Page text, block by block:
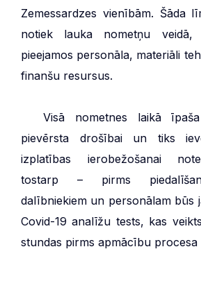
Zemessardzes vienībām. Šāda
notiek lauka nometņu veidā,
pieejamos personāla, materiāli
finanšu resursus.
Visā nometnes laikā
pievērsta drošībai un tiks
izplatības ierobežošanai
tostarp – pirms
dalībniekiem un personālam būs
Covid-19 analīžu tests, kas
stundas pirms apmācību procesa